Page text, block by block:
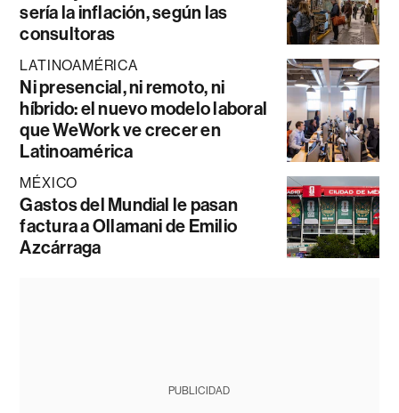
sería la inflación, según las
consultoras
LATINOAMÉRICA
Ni presencial, ni remoto, ni
híbrido: el nuevo modelo laboral
que WeWork ve crecer en
Latinoamérica
MÉXICO
Gastos del Mundial le pasan
factura a Ollamani de Emilio
Azcárraga
PUBLICIDAD